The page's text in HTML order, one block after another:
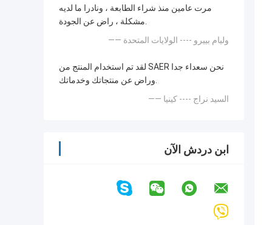
مرت عامين منذ شراء الطابعة ، ونادرا ما لديه
مشكلة ، راض عن الجودة.
—— وليام بييرو ---- الولايات المتحدة
لقد تم استخدام المنتج من SAER نحن سعداء جدا
وراض عن منتجاتك وخدماتك.
—— السيد نراج ---- كينيا
ابن دردش الآن